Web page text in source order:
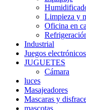
Limpieza y
Oficina en
Industrial
Juegos
JUGUETES
Cámara
luces
Masajeadores
Mascaras y